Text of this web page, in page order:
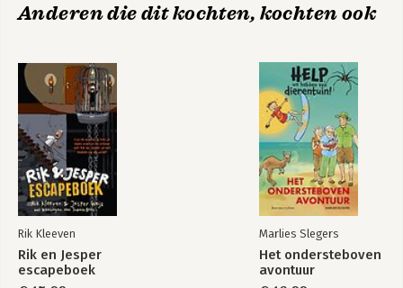
Anderen die dit kochten, kochten ook
Rik Kleeven
Rik en Jesper
escapeboek
Marlies Slegers
Het ondersteboven
avontuur